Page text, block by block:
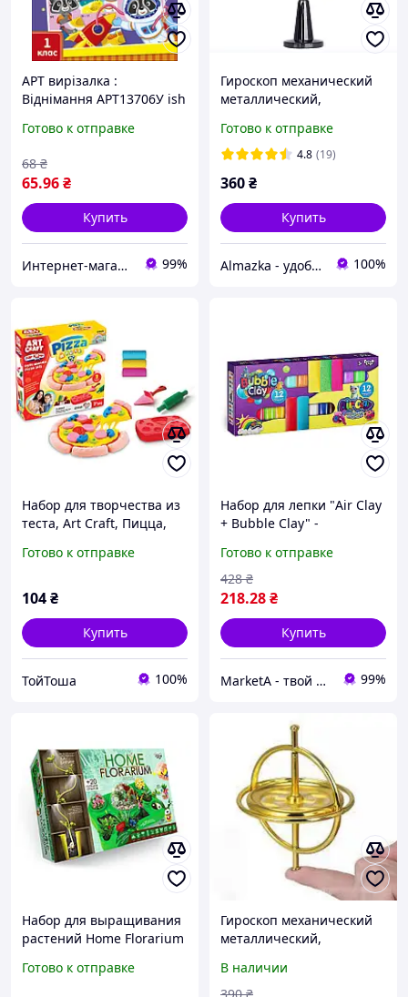
АРТ вирізалка :
Віднімання АРТ13706У ish
Готово к отправке
65.96₴
68 ₴
Купить
Интернет-магазин "IRISHOP.COM.UA" 99%
Гироскоп механический
металлический,
вращательным
моментом, Цвет Черный
Готово к отправке
4.8 (19)
360₴
Купить
Almazka - удобный шоппинг 100%
Набор для творчества из
теста, Art Craft, Пицца,
Готово к отправке
104₴
Купить
ТойТоша 100%
Набор для лепки "Air Clay
+ Bubble Clay" -
творчества детей 12
цветов.
Готово к отправке
218.28₴
428 ₴
Купить
MarketA - твой маркет! 99%
Набор для выращивания
растений Home Florarium
детский игровой
Готово к отправке
Гироскоп механический
металлический,
вращательным
моментом, Цвет Золото
В наличии